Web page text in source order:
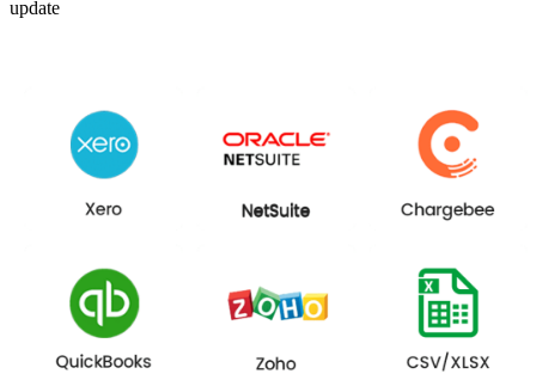
update